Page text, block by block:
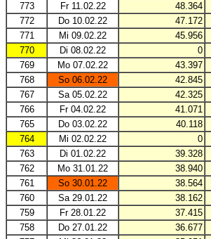
773
Fr 11.02.22 48.364
772
Do 10.02.22 47.172
771
Mi 09.02.22 45.956
770
Di 08.02.22 0
769
Mo 07.02.22 43.397
768
So 06.02.22 42.845
767
Sa 05.02.22 42.325
766
Fr 04.02.22 41.071
765
Do 03.02.22 40.118
764
Mi 02.02.22 0
763
Di 01.02.22 39.328
762
Mo 31.01.22 38.940
761
So 30.01.22 38.564
760
Sa 29.01.22 38.162
759
Fr 28.01.22 37.415
758
Do 27.01.22 36.677